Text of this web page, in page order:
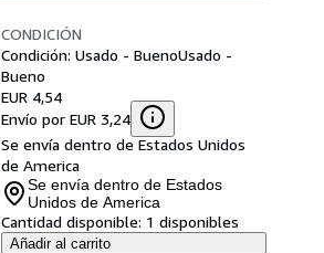
CONDICIÓN
Condición: Usado - BuenoUsado -
Bueno
EUR 4,54
Envío por EUR 3,24
Se envía dentro de Estados Unidos
de America
Se envía dentro de Estados
Unidos de America
Cantidad disponible: 1 disponibles
Añadir al carrito